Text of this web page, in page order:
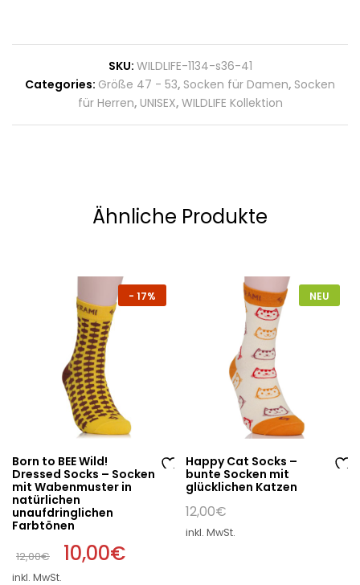
SKU: WILDLIFE-1134-s36-41
Categories: Größe 47 - 53, Socken für Damen, Socken
für Herren, UNISEX, WILDLIFE Kollektion
Ähnliche Produkte
- 17%
Born to BEE Wild!
Dressed Socks – Socken
mit Wabenmuster in
natürlichen
unaufdringlichen
Farbtönen
12,00€ Ursprünglicher
Preis
10,00€
inkl. MwSt.
NEU
Happy Cat Socks –
bunte Socken mit
glücklichen Katzen
12,00€
inkl. MwSt.